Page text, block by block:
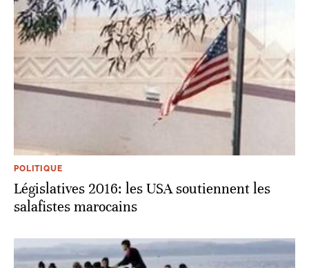
POLITIQUE
Législatives 2016: les USA soutiennent les
salafistes marocains